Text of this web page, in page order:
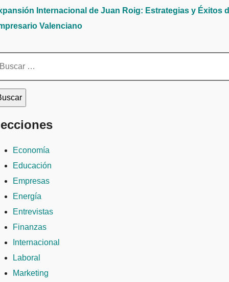
Internacional de Juan Roig: Estrategias y Éxitos
Valenciano
Economía
Educación
Empresas
Energía
Entrevistas
Finanzas
Internacional
Laboral
Marketing